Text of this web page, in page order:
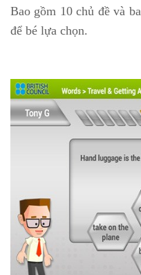
Bao gồm 10 chủ đề và
để bé lựa chọn.